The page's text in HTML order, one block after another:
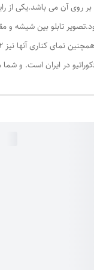
آن می باشد.یکی از
در ایران است. و شما